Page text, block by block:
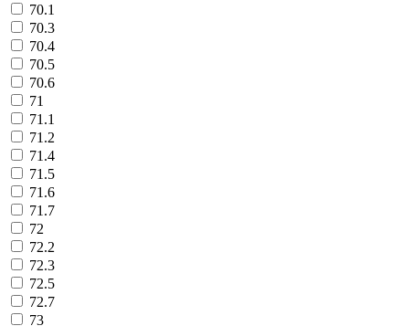
70.1
70.3
70.4
70.5
70.6
71
71.1
71.2
71.4
71.5
71.6
71.7
72
72.2
72.3
72.5
72.7
73